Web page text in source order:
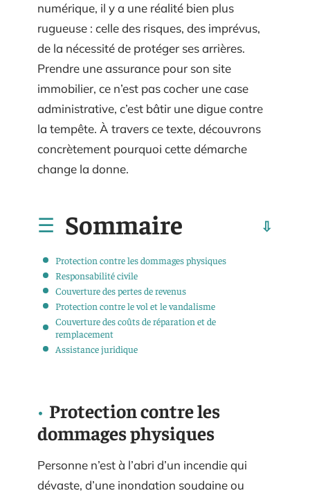
numérique, il y a une réalité bien plus
rugueuse : celle des risques, des imprévus,
de la nécessité de protéger ses arrières.
Prendre une assurance pour son site
immobilier, ce n’est pas cocher une case
administrative, c’est bâtir une digue contre
la tempête. À travers ce texte, découvrons
concrètement pourquoi cette démarche
change la donne.
Sommaire
Protection contre les dommages physiques
Responsabilité civile
Couverture des pertes de revenus
Protection contre le vol et le vandalisme
Couverture des coûts de réparation et de
remplacement
Assistance juridique
Protection contre les
dommages physiques
Personne n’est à l’abri d’un incendie qui
dévaste, d’une inondation soudaine ou